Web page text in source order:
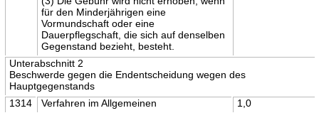
für den Minderjährigen eine
Vormundschaft oder eine
Dauerpflegschaft, die sich auf denselben
Gegenstand bezieht, besteht.
Unterabschnitt 2
Beschwerde gegen die Endentscheidung wegen des
Hauptgegenstands
1314
Verfahren im Allgemeinen
1,0